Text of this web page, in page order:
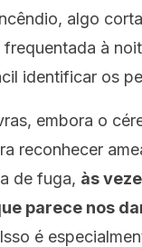
algo
à
identificar os
embora o
reconhecer
de fuga, às
parece nos
Isso é